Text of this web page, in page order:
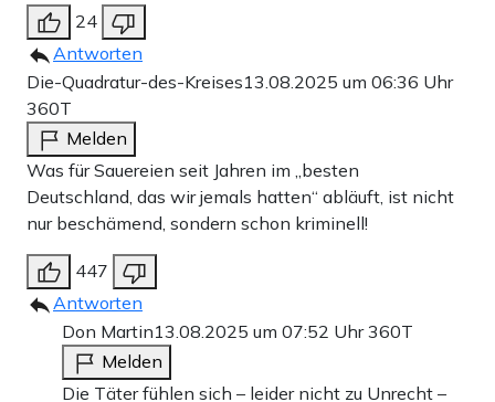
24
Antworten
Die-Quadratur-des-Kreises13.08.2025 um 06:36 Uhr
360T
Melden
Was für Sauereien seit Jahren im „besten
Deutschland, das wir jemals hatten“ abläuft, ist nicht
nur beschämend, sondern schon kriminell!
447
Antworten
Don Martin13.08.2025 um 07:52 Uhr360T
Melden
Die Täter fühlen sich – leider nicht zu Unrecht –